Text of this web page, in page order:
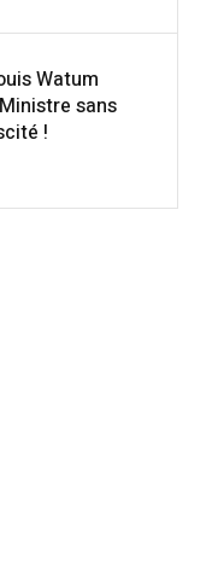
Watum
sans
!